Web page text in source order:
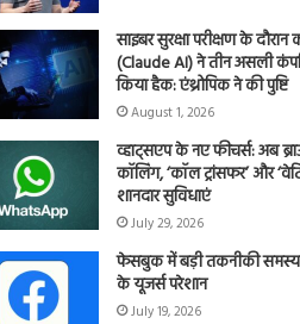
साइबर सुरक्षा परीक्षण के
(Claude AI) ने तीन असली
किया हैक: एंथ्रोपिक ने की पुष्टि
August 1, 2026
व्हाट्सएप के नए फीचर्स: अब
कॉलिंग, ‘कॉल ट्रांसफर’ और
शानदार सुविधाएं
July 29, 2026
फेसबुक में बड़ी तकनीकी
के यूजर्स परेशान
July 19, 2026